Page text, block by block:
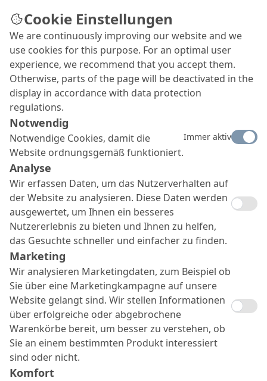
Cookie Einstellungen
We are continuously improving our website and we
use cookies for this purpose. For an optimal user
experience, we recommend that you accept them.
Otherwise, parts of the page will be deactivated in the
display in accordance with data protection
regulations.
Notwendig
Notwendige Cookies, damit die
Website ordnungsgemäß funktioniert.
Immer aktiv
Analyse
Wir erfassen Daten, um das Nutzerverhalten auf
der Website zu analysieren. Diese Daten werden
ausgewertet, um Ihnen ein besseres
Nutzererlebnis zu bieten und Ihnen zu helfen,
das Gesuchte schneller und einfacher zu finden.
Marketing
Wir analysieren Marketingdaten, zum Beispiel ob
Sie über eine Marketingkampagne auf unsere
Website gelangt sind. Wir stellen Informationen
über erfolgreiche oder abgebrochene
Warenkörbe bereit, um besser zu verstehen, ob
Sie an einem bestimmten Produkt interessiert
sind oder nicht.
Komfort